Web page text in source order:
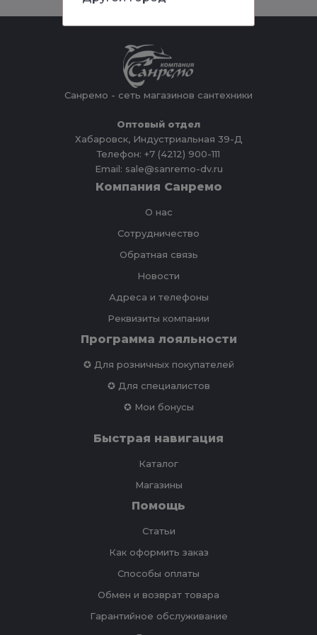
Санремо - сеть магазинов сантехники
Оптовый отдел
Хабаровск, Индустриальная 39-Д
Телефон: +7 (4212) 900-111
Email: sale@sanremo-dv.ru
Компания Санремо
О нас
Сотрудничество
Обратная связь
Новости
Адреса и телефоны
Реквизиты компании
Программа лояльности
✪ Для розничных покупателей
✪ Для специалистов
✪ Мои бонусы
Быстрая навигация
Каталог
Магазины
Помощь
Статьи
Как оформить заказ
Способы оплаты
Обмен и возврат товара
Гарантийное обслуживание